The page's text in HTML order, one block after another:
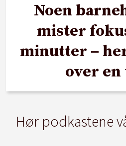
Noen
mister
minutter –
over en
Hør podkastene